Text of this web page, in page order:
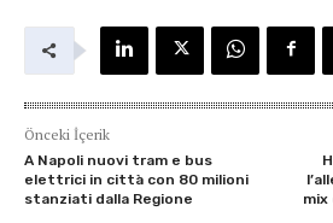
Önceki İçerik
A Napoli nuovi tram e bus
elettrici in città con 80 milioni
stanziati dalla Regione